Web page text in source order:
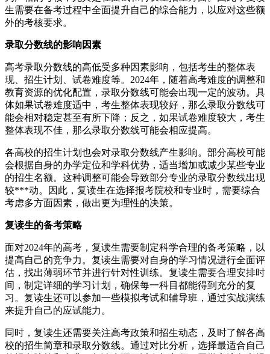
生需要在备考过程中全面提升自己的综合能力，以应对这些额
外的考核要求。
录取分数线的影响因素
高考录取分数线的高低受多种因素影响，包括考生的整体表
现、招生计划、试卷难度等。2024年，随着高考难度的调整和
教育资源的优化配置，录取分数线可能会出现一定的波动。具
体如果试卷难度适中，考生整体表现较好，那么录取分数线可
能会相对稳定甚至有所下降；反之，如果试卷难度较大，考生
整体表现不佳，那么录取分数线可能会相应提高。
各高校的招生计划也会对录取分数线产生影响。部分高校可能
会根据自身的办学定位和学科优势，适当增加或减少某些专业
的招生名额。这种调整可能会导致部分专业的录取分数线出现
较***动。因此，复读生在选择报考院校和专业时，需要综合
考虑多方面因素，做出更为理性的决策。
复读生的备考策略
面对2024年的高考，复读生需要制定科学合理的备考策略，以
提高自己的竞争力。复读生需要对自身的学习情况进行全面评
估，找出薄弱环节并进行针对性训练。复读生需要合理安排时
间，制定详细的学习计划，确保每一科目都能得到充分的复
习。复读生还可以参加一些模拟考试和辅导班，通过实战演练
来提升自己的应试能力。
同时，复读生还需要关注高考政策和招生动态，及时了解各高
校的招生简章和录取分数线。通过对比分析，选择最适合自己